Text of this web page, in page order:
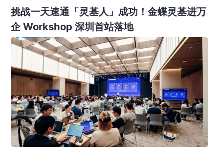
挑战一天速通「灵基人」成功！金蝶灵基进万
企 Workshop 深圳首站落地